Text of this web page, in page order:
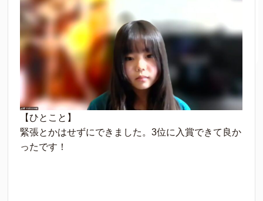
【ひとこと】
緊張とかはせずにできました。3位に入賞できて良か
ったです！